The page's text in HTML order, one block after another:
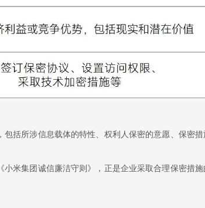
括所涉信息载体的特性、权利人保密的意愿、保密措
米集团诚信廉洁守则》，正是企业采取合理保密措施